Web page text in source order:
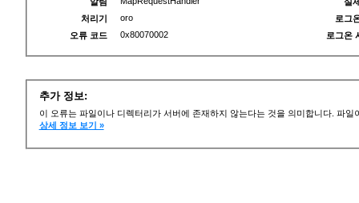
처리기
oro
오류 코드
0x80070002
로그
로그온
추가 정보:
이 오류는 파일이나 디렉터리가 서버에 존재하지 않는다는 것을 의미합니다. 파
상세 정보 보기 »